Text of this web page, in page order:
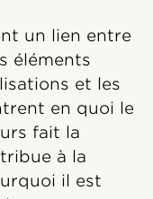
un lien entre
éléments
et les
en quoi le
fait la
à la
il est